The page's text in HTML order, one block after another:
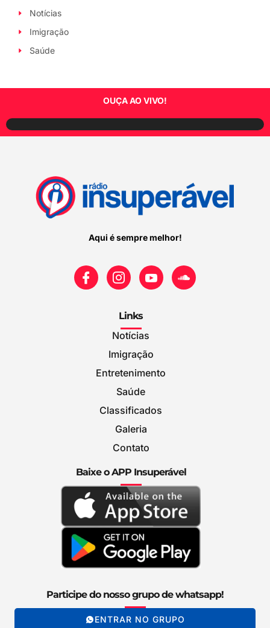
Notícias
Imigração
Saúde
OUÇA AO VIVO!
Aqui é sempre melhor!
Links
Notícias
Imigração
Entretenimento
Saúde
Classificados
Galeria
Contato
Baixe o APP Insuperável
Participe do nosso grupo de whatsapp!
ENTRAR NO GRUPO